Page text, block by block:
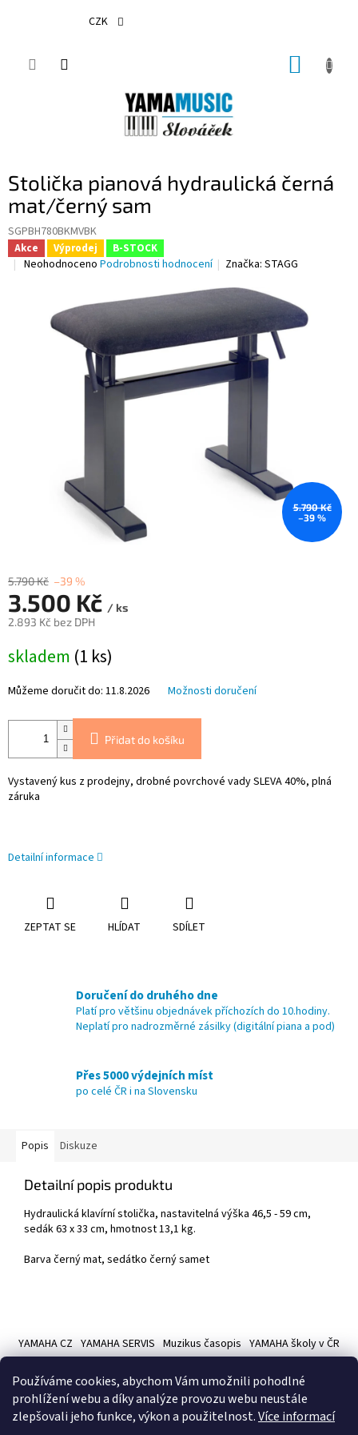
Používáme cookies, abychom Vám umožnili pohodlné
prohlížení webu a díky analýze provozu webu neustále
zlepšovali jeho funkce, výkon a použitelnost.Více informací
CZK
Stolička pianová hydraulická černá
mat/černý sam
SGPBH780BKMVBK
Akce Výprodej B-STOCK
Průměrné
Neohodnoceno Podrobnosti hodnocení Značka:STAGG
5.790 Kč
–39 %
5.790 Kč –39 %
3.500 Kč / ks
2.893 Kč bez DPH
cena:
skladem (1 ks)
Můžeme doručit do: 11.8.2026 Možnosti doručení
Přidat do košíku
Vystavený kus z prodejny, drobné povrchové vady SLEVA 40%, plná
záruka
Detailní informace
ZEPTAT SE HLÍDAT SDÍLET
Doručení do druhého dne
Platí pro většinu objednávek příchozích do 10.hodiny.
Neplatí pro nadrozměrné zásilky (digitální piana a pod)
Přes 5000 výdejních míst
po celé ČR i na Slovensku
Popis Diskuze
Detailní popis produktu
Hydraulická klavírní stolička, nastavitelná výška 46,5 - 59 cm,
sedák 63 x 33 cm, hmotnost 13,1 kg.
Barva černý mat, sedátko černý samet
p
YAMAHA CZ YAMAHA SERVIS Muzikus časopis YAMAHA školy v ČR